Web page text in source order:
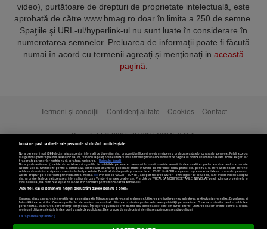
video), purtătoare de drepturi de proprietate intelectuală, este
aprobată de către www.bmag.ro doar în limita a 250 de semne.
Spaţiile şi URL-ul/hyperlink-ul nu sunt luate în considerare în
numerotarea semnelor. Preluarea de informaţii poate fi făcută
numai în acord cu termenii agreaţi şi menţionaţi in această
pagină
Termeni și condiții Confidențialitate Cookies Contact
Copyright © 2025 BUSINESSMEX S.A.
Setări cookies
Nouă ne pasă ca datele tale personale să rămână confidențiale
Noi și partenerii noștri589stocăm și/sau accesăm informații pe dispozitivul dvs., precum identificatorii cookie unici pentru prelucrarea datelor cu caracter personal. Puteți accepta
sau gestiona preferințele dvs. făcând clic mai jos, respectiv vă puteți opune utilizării unui interes legitim în orice moment pe pagina cu politica de confidențialitate. Aceste alegeri vor
fi raportate partenerilor noștri și nu vă vor afecta navigarea.
Mai multe detalii
Noi si partenerii nostri (retelele de socializare si agentiile de publicitate partenere, precum si furnizorii nostri de servicii de date analitice) prelucram date pentru a permite
website-ului sa functioneze, pentru a personaliza continutul si anunturile publicitare afisate in functie de interesele si/sau profilul dvs., pentru a va oferi functionalitati aferente
retelelor de socializare si pentru a analiza traficul pe website. Beneficiati de drepturile prevazute de art. 15-22 din GDPR in legatura cu prelucrarea datelor cu caracter personal.
Aceste drepturi pot fi exercitate prin modalitatea indicataaici. Prin click pe “ACCEPT TOATE”, acceptati folosirea tuturor Tehnologiilor de tip Cookie, care implica inclusiv acceptul
dvs. cu privire la stocarea/accesarea informatiilor de catre Vendor-ii cu care colaboram. Prin click pe “VREAU SA MODIFIC SETARILE INDIVIDUAL” puteti schimba preferintele in
mod individual, mai putin cele legate de cookie strict necesare pentru functionarea website-ului.
Atât noi, cât și partenerii noștri prelucrăm datele pentru a oferi:
Stocarea și/sau accesarea informațiilor de pe un dispozitiv. Măsurarea performanței reclamelor. Utilizarea profilurilor pentru selectarea conținutului personalizat. Dezvoltarea și
îmbunătățirea serviciilor. Crearea profilurilor de conținut personalizat. Utilizarea profilurilor pentru selectarea publicității personalizate. Crearea profilurilor pentru publicitate
personalizată. Măsurarea performanței conținutului. Înțelegerea publicului prin statistici sau combinații de date din surse diferite. Utilizarea datelor limitate pentru a selecta
conținutul. Utilizarea de date limitate pentru a selecta publicitatea. Date precise de geolocație și identificarea prin scanarea dispozitivului.
Listă parteneri (furnizori)